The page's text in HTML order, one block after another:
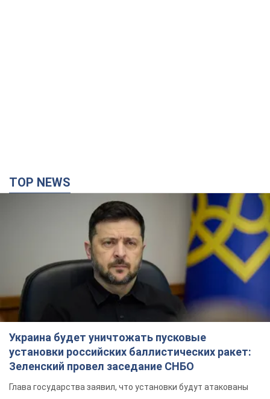
Украина будет уничтожать пусковые
установки российских баллистических ракет:
Зеленский провел заседание СНБО
Глава государства заявил, что установки будут атакованы
118,0 т.
В июле армия РФ потеряла рекордное
количество БПЛА, лодок и катеров: в
Минобороны обнародовали статистику
В прошлом месяце также выросли потери РФ в живой силе и
танках, а также количество поражений на большом
расстоянии
8 часов назад 4,3 т.